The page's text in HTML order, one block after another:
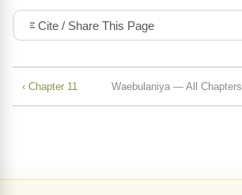
Cite / Share This Page
‹ Chapter 11 Waebulaniya — All Chapters